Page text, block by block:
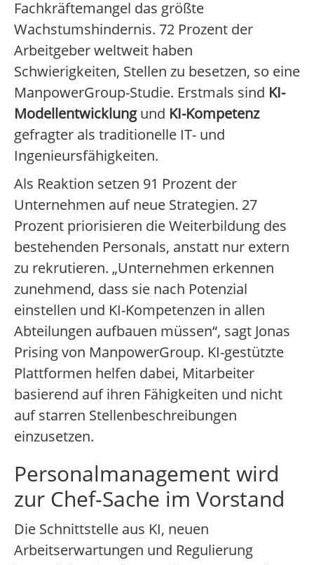
Fachkräftemangel das größte
Wachstumshindernis. 72 Prozent der
Arbeitgeber weltweit haben
Schwierigkeiten, Stellen zu besetzen, so eine
ManpowerGroup-Studie. Erstmals sind KI-
Modellentwicklungund KI-Kompetenz
gefragter als traditionelle IT- und
Ingenieursfähigkeiten.
Als Reaktion setzen 91 Prozent der
Unternehmen auf neue Strategien. 27
Prozent priorisieren die Weiterbildung des
bestehenden Personals, anstatt nur extern
zu rekrutieren. „Unternehmen erkennen
zunehmend, dass sie nach Potenzial
einstellen und KI-Kompetenzen in allen
Abteilungen aufbauen müssen“, sagt Jonas
Prising von ManpowerGroup. KI-gestützte
Plattformen helfen dabei, Mitarbeiter
basierend auf ihren Fähigkeiten und nicht
auf starren Stellenbeschreibungen
einzusetzen.
Personalmanagement wird
zur Chef-Sache im Vorstand
Die Schnittstelle aus KI, neuen
Arbeitserwartungen und Regulierung